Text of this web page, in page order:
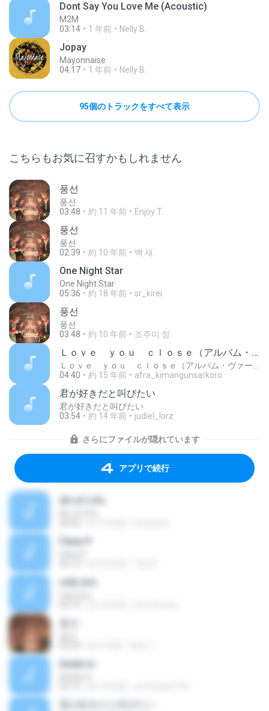
Dont Say You Love Me (Acoustic)
M2M
03:14
1 年前 Nelly B.
Jopay
Mayonnaise
04:17
1 年前 Nelly B.
95個のトラックをすべて表示
こちらもお気に召すかもしれません
풍선
풍선
03:48
約 11 年前 Enjoy T.
풍선
풍선
02:39
約 10 年前 백 새.
One Night Star
One Night Star
05:36
約 18 年前 sr_kirei
풍선
풍선
03:48
約 10 年前 조주미 정.
Ｌｏｖｅ ｙｏｕ ｃｌｏｓｅ（アルバム・ヴァージョン）
04:40
約 15 年前 afra_kimangunsarkoro
君が好きだと叫びたい
君が好きだと叫びたい
03:54
約 14 年前 judiel_lorz
さらにファイルが隠れています
アプリで続行
Faixa 9
only you
Anata ni